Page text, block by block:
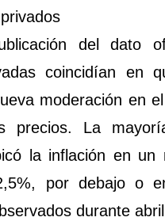
del dato
coincidían en
moderación en
precios. La
la inflación en un
por debajo o
durante